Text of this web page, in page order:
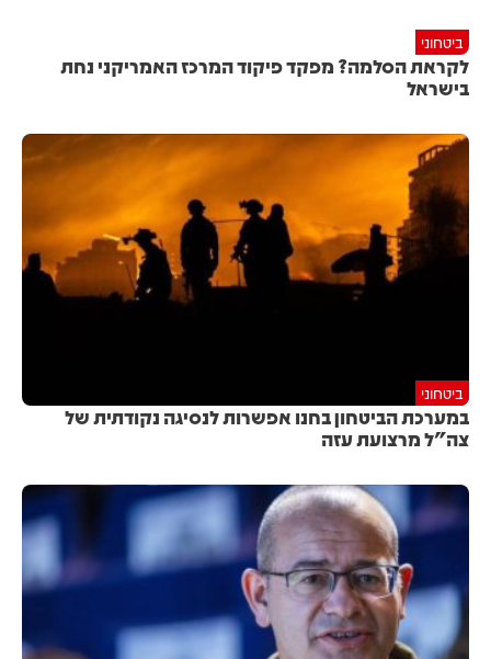
ביטחוני
לקראת הסלמה? מפקד פיקוד המרכז האמריקני נחת
בישראל
ביטחוני
במערכת הביטחון בחנו אפשרות לנסיגה נקודתית של
צה"ל מרצועת עזה